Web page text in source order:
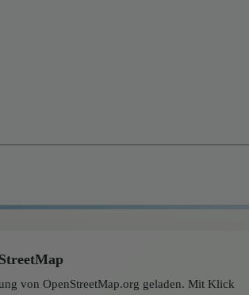
von OpenStreetMap.org geladen. Mit Klick